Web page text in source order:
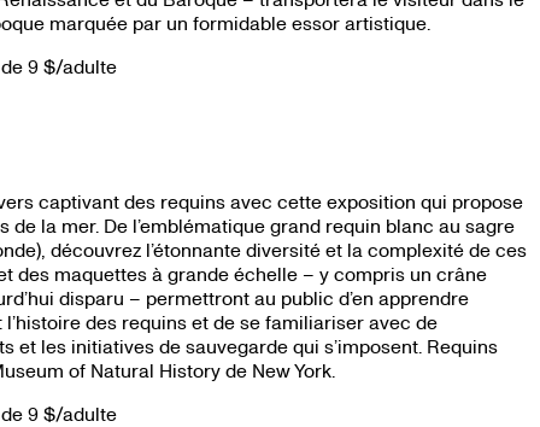
marquée par un formidable essor artistique.
9 $/adulte
captivant des requins avec cette exposition qui propose
la mer. De l’emblématique grand requin blanc au sagre
découvrez l’étonnante diversité et la complexité de ces
des maquettes à grande échelle – y compris un crâne
disparu – permettront au public d’en apprendre
des requins et de se familiariser avec de
et les initiatives de sauvegarde qui s’imposent. Requins
of Natural History de New York.
9 $/adulte